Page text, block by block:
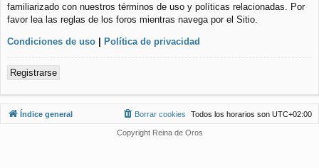
familiarizado con nuestros términos de uso y políticas relacionadas. Por
favor lea las reglas de los foros mientras navega por el Sitio.
Condiciones de uso | Política de privacidad
Registrarse
Índice general Todos los horarios son UTC+02:00
Borrar cookies
Copyright Reina de Oros